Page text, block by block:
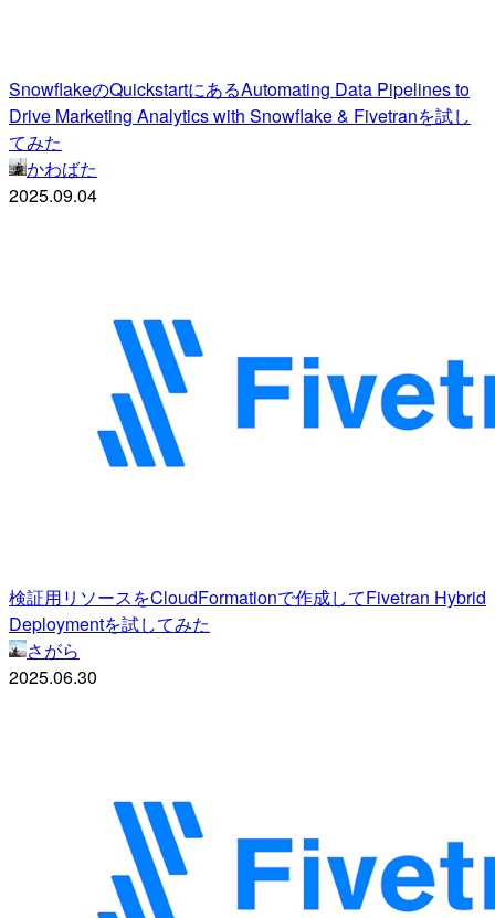
SnowflakeのQuickstartにあるAutomating Data Pipelines to
Drive Marketing Analytics with Snowflake & Fivetranを試し
てみた
かわばた
2025.09.04
検証用リソースをCloudFormationで作成してFivetran Hybrid
Deploymentを試してみた
さがら
2025.06.30